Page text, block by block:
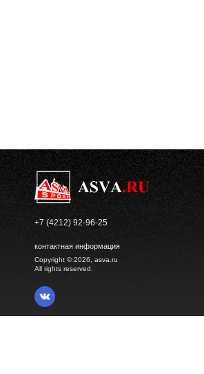
+7 (4212) 92-96-25
контактная информация
Copyright © 2026, asva.ru
All rights reserved.